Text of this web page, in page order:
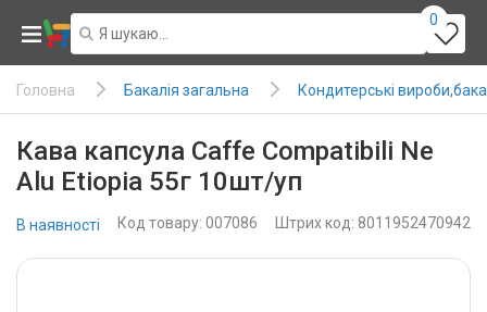
0
Головна Бакалія загальна Кондитерські
Кава капсула Caffe Compatibili Ne
Alu Etiopia 55г 10шт/уп
В наявності Код товару: 007086 Штрих код: 8011952470942